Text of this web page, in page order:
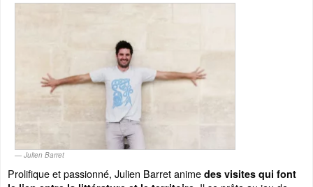
Julien Barret
Prolifique et passionné, Julien Barret anime des visites qui font